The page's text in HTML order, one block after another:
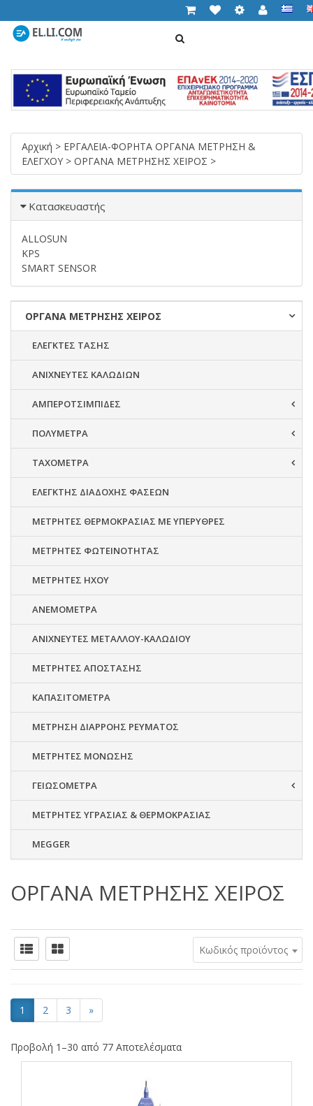
Αρχική > ΕΡΓΑΛΕΙΑ-ΦΟΡΗΤΑ ΟΡΓΑΝΑ ΜΕΤΡΗΣΗ &
ΕΛΕΓΧΟΥ > ΟΡΓΑΝΑ ΜΕΤΡΗΣΗΣ ΧΕΙΡΟΣ >
Κατασκευαστής
ALLOSUN
KPS
SMART SENSOR
ΟΡΓΑΝΑ ΜΕΤΡΗΣΗΣ ΧΕΙΡΟΣ
ΕΛΕΓΚΤΕΣ ΤΑΣΗΣ
ΑΝΙΧΝΕΥΤΕΣ ΚΑΛΩΔΙΩΝ
ΑΜΠΕΡΟΤΣΙΜΠΙΔΕΣ
ΠΟΛΥΜΕΤΡΑ
ΤΑΧΟΜΕΤΡΑ
ΕΛΕΓΚΤΗΣ ΔΙΑΔΟΧΗΣ ΦΑΣΕΩΝ
ΜΕΤΡΗΤΕΣ ΘΕΡΜΟΚΡΑΣΙΑΣ ΜΕ ΥΠΕΡΥΘΡΕΣ
ΜΕΤΡΗΤΕΣ ΦΩΤΕΙΝΟΤΗΤΑΣ
ΜΕΤΡΗΤΕΣ ΗΧΟΥ
ΑΝΕΜΟΜΕΤΡΑ
ΑΝΙΧΝΕΥΤΕΣ ΜΕΤΑΛΛΟΥ-ΚΑΛΩΔΙΟΥ
ΜΕΤΡΗΤΕΣ ΑΠΟΣΤΑΣΗΣ
ΚΑΠΑΣΙΤΟΜΕΤΡΑ
ΜΕΤΡΗΣΗ ΔΙΑΡΡΟΗΣ ΡΕΥΜΑΤΟΣ
ΜΕΤΡΗΤΕΣ ΜΟΝΩΣΗΣ
ΓΕΙΩΣΟΜΕΤΡΑ
ΜΕΤΡΗΤΕΣ ΥΓΡΑΣΙΑΣ & ΘΕΡΜΟΚΡΑΣΙΑΣ
MEGGER
ΟΡΓΑΝΑ ΜΕΤΡΗΣΗΣ ΧΕΙΡΟΣ
Κωδικός προϊόντος
1 2 3 »
Προβολή 1–30 από 77 Αποτελέσματα